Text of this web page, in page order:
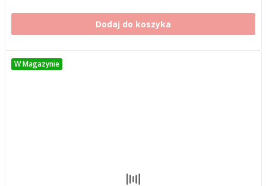
Dodaj do koszyka
W Magazynie